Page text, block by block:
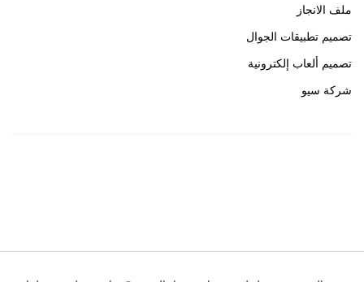
ملف الانجاز
تصميم تطبيقات الجوال
تصميم ألعاب إلكترونية
شركة سيو